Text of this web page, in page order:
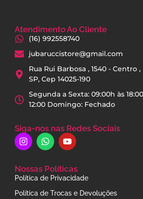
Atendimento Ao Cliente
(16) 992558740
jubaruccistore@gmail.com
Rua Rui Barbosa , 1540 - Centro
SP, Cep 14025-190
Segunda a Sexta: 09:00h às
12:00 Domingo: Fechado
Siga-nos nas Redes Sociais
Nossas Políticas
Política de Privacidade
Política de Trocas e Devoluções